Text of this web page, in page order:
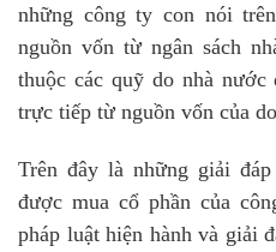
những công ty con nói
nguồn vốn từ ngân sách
thuộc các quỹ do nhà
trực tiếp từ nguồn vốn của
Trên đây là những giải
được mua cổ phần của
pháp luật hiện hành và giải